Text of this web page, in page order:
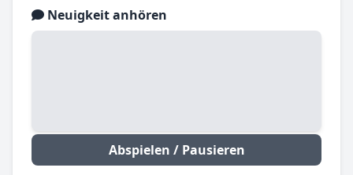
Neuigkeit anhören
Abspielen / Pausieren